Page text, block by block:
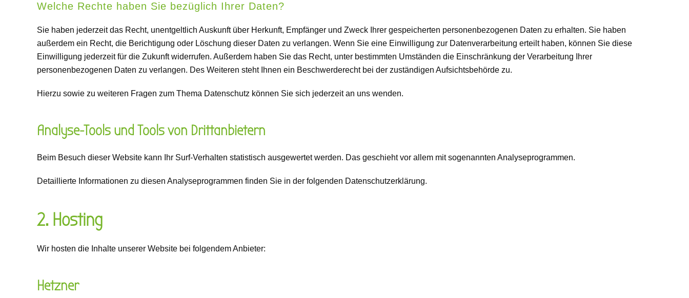
Welche Rechte haben Sie bezüglich Ihrer Daten?
Sie haben jederzeit das Recht, unentgeltlich Auskunft über Herkunft, Empfänger und Zweck Ihrer gespeicherten personenbezogenen Daten zu erhalten. Sie haben
außerdem ein Recht, die Berichtigung oder Löschung dieser Daten zu verlangen. Wenn Sie eine Einwilligung zur Datenverarbeitung erteilt haben, können Sie diese
Einwilligung jederzeit für die Zukunft widerrufen. Außerdem haben Sie das Recht, unter bestimmten Umständen die Einschränkung der Verarbeitung Ihrer
personenbezogenen Daten zu verlangen. Des Weiteren steht Ihnen ein Beschwerderecht bei der zuständigen Aufsichtsbehörde zu.
Hierzu sowie zu weiteren Fragen zum Thema Datenschutz können Sie sich jederzeit an uns wenden.
Analyse-Tools und Tools von Dritt­anbietern
Beim Besuch dieser Website kann Ihr Surf-Verhalten statistisch ausgewertet werden. Das geschieht vor allem mit sogenannten Analyseprogrammen.
Detaillierte Informationen zu diesen Analyseprogrammen finden Sie in der folgenden Datenschutzerklärung.
2. Hosting
Wir hosten die Inhalte unserer Website bei folgendem Anbieter:
Hetzner